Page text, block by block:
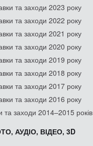
та заходи 2023 року
та заходи 2022 року
та заходи 2021 року
та заходи 2020 року
та заходи 2019 року
та заходи 2018 року
та заходи 2017 року
та заходи 2016 року
та заходи 2014–2015 років
АУДІО, ВІДЕО, 3D